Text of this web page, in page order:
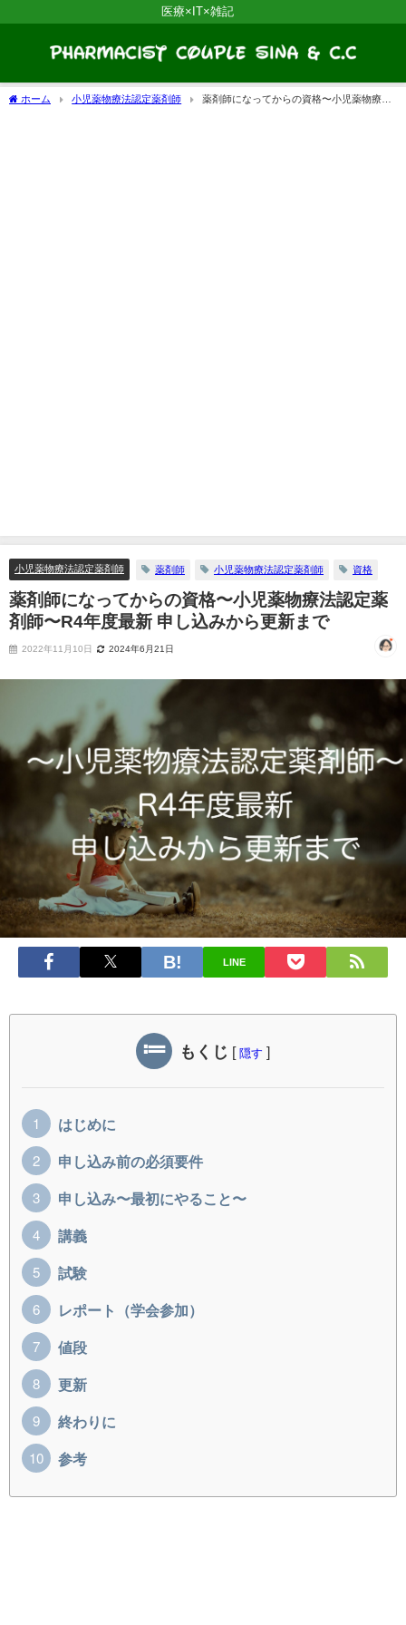
医療×IT×雑記
ホーム 小児薬物療法認定薬剤師
薬剤師になってからの資格〜小児薬物療法
小児薬物療法認定薬剤師 薬剤師 小児薬物療法認定薬剤師 資格
薬剤師になってからの資格〜小児薬物療法認定薬
剤師〜R4年度最新 申し込みから更新まで
2022年11月10日 2024年6月21日
LINE
もくじ [ 隠す ]
はじめに
申し込み前の必須要件
申し込み〜最初にやること〜
講義
試験
レポート（学会参加）
値段
更新
終わりに
参考